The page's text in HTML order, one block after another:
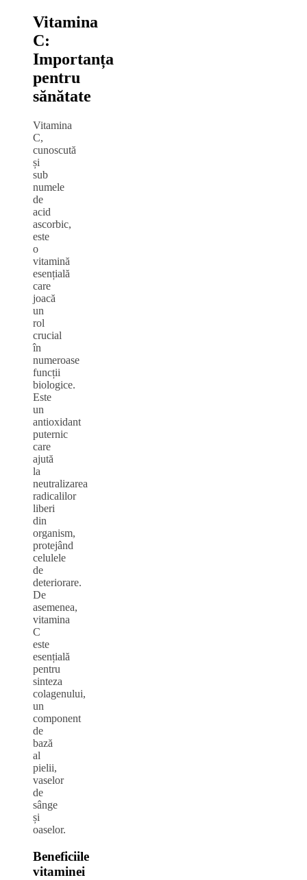
Vitamina
C:
Importanța
pentru
sănătate
Vitamina
C,
cunoscută
și
sub
numele
de
acid
ascorbic,
este
o
vitamină
esențială
care
joacă
un
rol
crucial
în
numeroase
funcții
biologice.
Este
un
antioxidant
puternic
care
ajută
la
neutralizarea
radicalilor
liberi
din
organism,
protejând
celulele
de
deteriorare.
De
asemenea,
vitamina
C
este
esențială
pentru
sinteza
colagenului,
un
component
de
bază
al
pielii,
vaselor
de
sânge
și
oaselor.
Beneficiile
vitaminei